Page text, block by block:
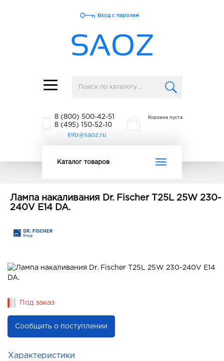
Toggle
navigation
Вход с паролем
8 (800) 500-42-51
8 (495) 150-52-10
info@saoz.ru
Корзина пуста
Toggle
Каталог товаров
Лампа накаливания Dr. Fischer T25L 25W 230-
240V E14 DA.
Под заказ
Сообщить о поступлении
Характеристики